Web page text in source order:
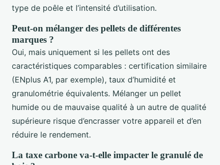
type de poêle et l’intensité d’utilisation.
Peut-on mélanger des pellets de différentes
marques ?
Oui, mais uniquement si les pellets ont des
caractéristiques comparables : certification similaire
(ENplus A1, par exemple), taux d’humidité et
granulométrie équivalents. Mélanger un pellet
humide ou de mauvaise qualité à un autre de qualité
supérieure risque d’encrasser votre appareil et d’en
réduire le rendement.
La taxe carbone va-t-elle impacter le granulé de